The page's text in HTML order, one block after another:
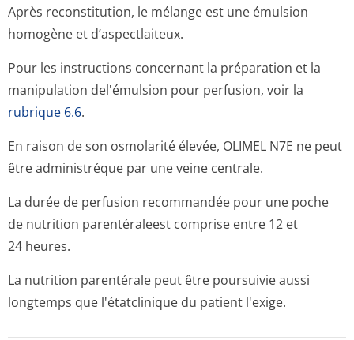
Après reconstitution, le mélange est une émulsion
homogène et d’aspectlaiteux.
Pour les instructions concernant la préparation et la
manipulation del'émulsion pour perfusion, voir la
rubrique 6.6.
En raison de son osmolarité élevée, OLIMEL N7E ne peut
être administréque par une veine centrale.
La durée de perfusion recommandée pour une poche
de nutrition parentéraleest comprise entre 12 et
24 heures.
La nutrition parentérale peut être poursuivie aussi
longtemps que l'étatclinique du patient l'exige.